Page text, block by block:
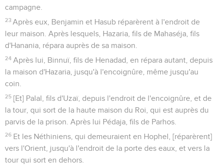
campagne.
23 Après eux, Benjamin et Hasub réparèrent à l'endroit de
leur maison. Après lesquels, Hazaria, fils de Mahaséja, fils
d'Hanania, répara auprès de sa maison.
24 Après lui, Binnuï, fils de Henadad, en répara autant, depuis
la maison d'Hazaria, jusqu'à l'encoignûre, même jusqu'au
coin.
25 [Et] Palal, fils d'Uzaï, depuis l'endroit de l'encoignûre, et de
la tour, qui sort de la haute maison du Roi, qui est auprès du
parvis de la prison. Après lui Pédaja, fils de Parhos.
26 Et les Néthiniens, qui demeuraient en Hophel, [réparèrent]
vers l'Orient, jusqu'à l'endroit de la porte des eaux, et vers la
tour qui sort en dehors.